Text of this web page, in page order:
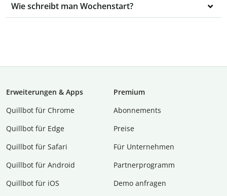
Wie schreibt man Wochenstart?
Erweiterungen & Apps
Quillbot für Chrome
Quillbot für Edge
Quillbot für Safari
Quillbot für Android
Quillbot für iOS
Premium
Abon­ne­ments
Preise
Für Unternehmen
Partnerprogramm
Demo anfragen